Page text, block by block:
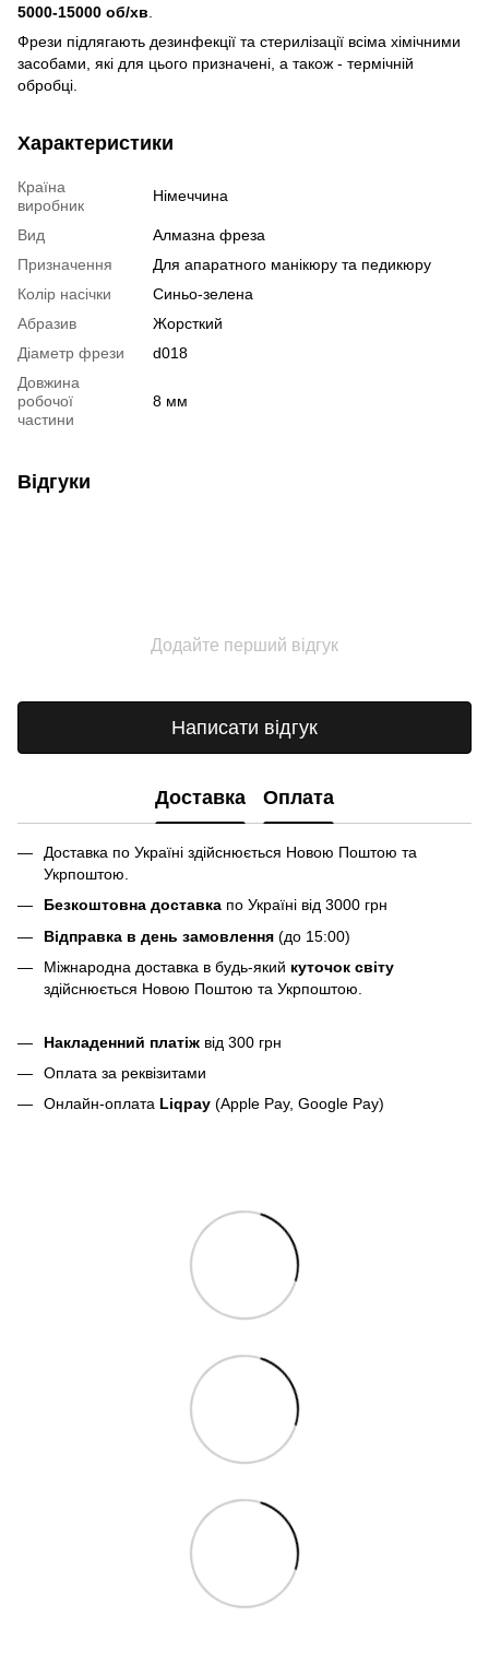
5000-15000 об/хв
Фрези підлягають дезинфекції та стерилізації всіма хімічними
засобами, які для цього призначені, а також - термічній
обробці.
Характеристики
Країна
виробник
Німеччина
Вид
Алмазна фреза
Призначення
Для апаратного манікюру та педикюру
Колір насічки
Синьо-зелена
Абразив
Жорсткий
Діаметр фрези
d018
Довжина
робочої
частини
8 мм
Відгуки
Додайте перший відгук
Написати відгук
Доставка Оплата
Доставка по Україні здійснюється Новою Поштою та
Укрпоштою.
Безкоштовна доставка по Україні від 3000 грн
Відправка в день замовлення (до 15:00)
Міжнародна доставка в будь-який куточок світу
здійснюється Новою Поштою та Укрпоштою.
Накладенний платіж від 300 грн
Оплата за реквізитами
Онлайн-оплата Liqpay (Apple Pay, Google Pay)